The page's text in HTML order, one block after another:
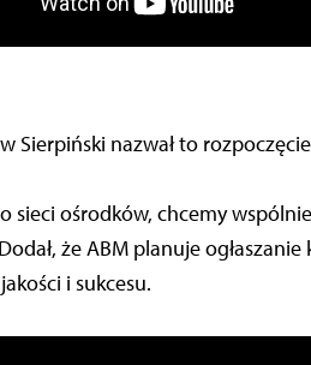
Sierpiński nazwał to
sieci ośrodków, chcemy
że ABM planuje
i sukcesu.